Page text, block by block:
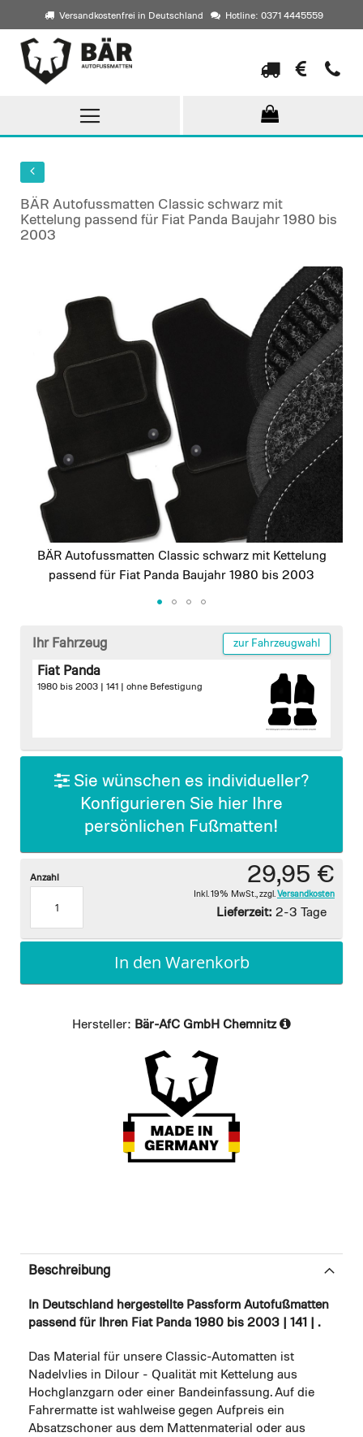
Versandkostenfrei in Deutschland Hotline: 0371 4445559
Direkt
zum
Inhalt
BÄR Autofussmatten Classic schwarz mit
Kettelung passend für Fiat Panda Baujahr 1980 bis
2003
images
gallery
BÄR Autofussmatten Classic schwarz mit Kettelung
passend für Fiat Panda Baujahr 1980 bis 2003
beginning
gallery
Ihr Fahrzeug zur Fahrzeugwahl
Fiat Panda
1980 bis 2003 | 141 | ohne Befestigung
Sie wünschen es individueller?
Konfigurieren Sie hier Ihre
persönlichen Fußmatten!
29,95 €
Inkl. 19% MwSt. zzgl. Versandkosten
Lieferzeit: 2-3 Tage
Anzahl
In den Warenkorb
Hersteller: Bär-AfC GmbH Chemnitz
Beschreibung
In Deutschland hergestellte Passform Autofußmatten
passend für Ihren Fiat Panda 1980 bis 2003 | 141 | .
Das Material für unsere Classic-Automatten ist
Nadelvlies in Dilour - Qualität mit Kettelung aus
Hochglanzgarn oder einer Bandeinfassung. Auf die
Fahrermatte ist wahlweise gegen Aufpreis ein
Absatzschoner aus dem Mattenmaterial oder aus